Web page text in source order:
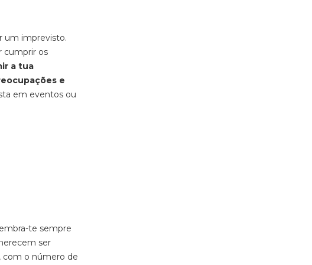
um imprevisto.
cumprir os
a tua
e
em eventos ou
te sempre
ser
com o número de